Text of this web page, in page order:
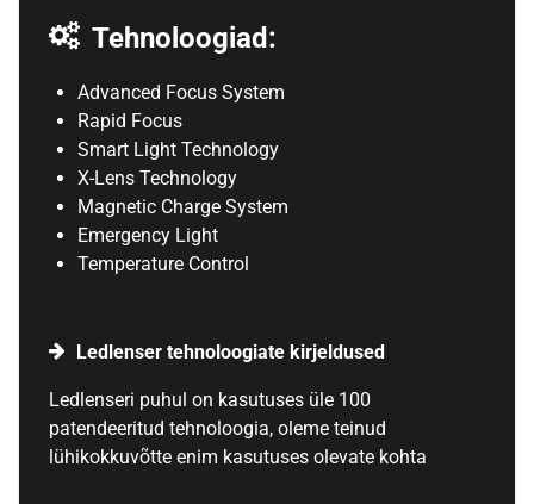
Tehnoloogiad:
Advanced Focus System
Rapid Focus
Smart Light Technology
X-Lens Technology
Magnetic Charge System
Emergency Light
Temperature Control
Ledlenser tehnoloogiate kirjeldused
Ledlenseri puhul on kasutuses üle 100
patendeeritud tehnoloogia, oleme teinud
lühikokkuvõtte enim kasutuses olevate kohta